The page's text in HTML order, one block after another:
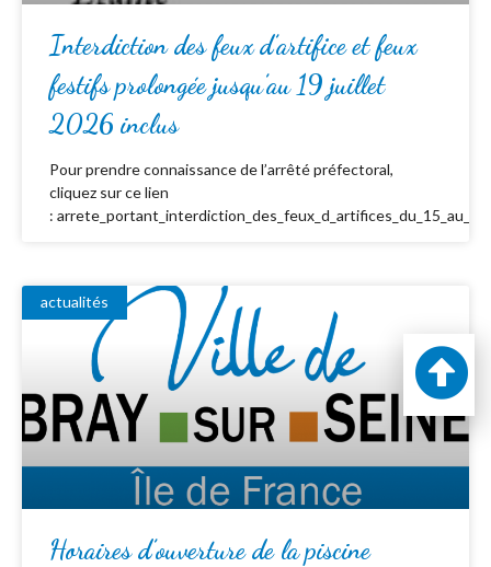
Interdiction des feux d’artifice et feux
festifs prolongée jusqu’au 19 juillet
2026 inclus
Pour prendre connaissance de l’arrêté préfectoral,
cliquez sur ce lien
:
actualités
Horaires d’ouverture de la piscine